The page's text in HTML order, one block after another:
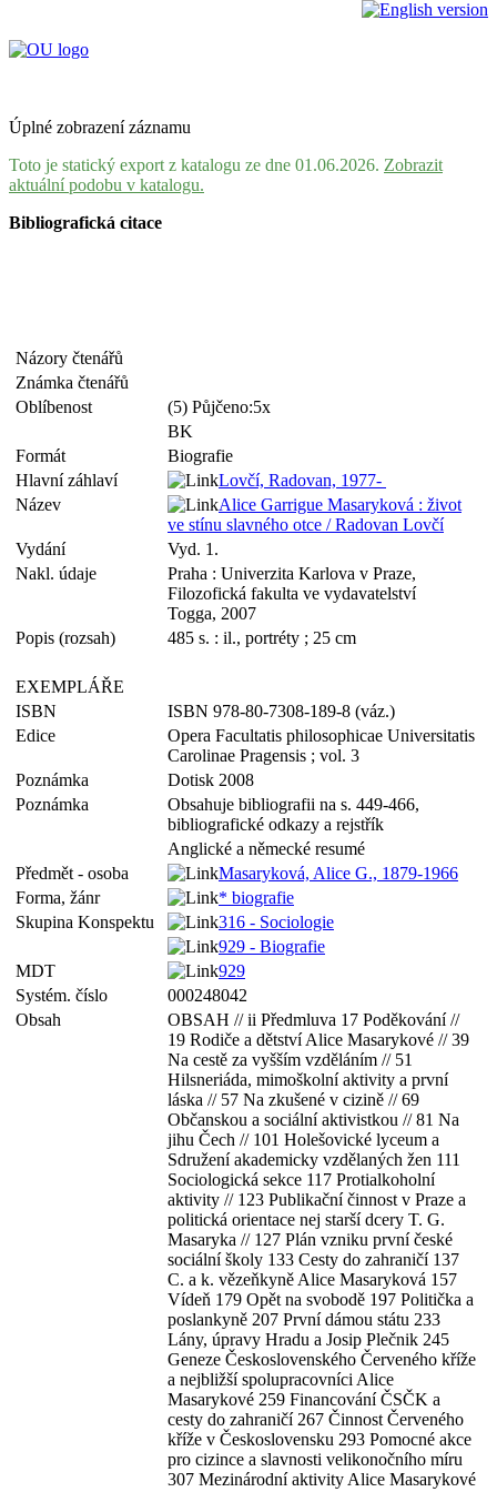
Úplné zobrazení záznamu
Toto je statický export z katalogu ze dne 01.06.2026. Zobrazit
aktuální podobu v katalogu.
Bibliografická citace
Názory čtenářů
Známka čtenářů
Oblíbenost
(5) Půjčeno:5x
BK
Formát
Biografie
Hlavní záhlaví
Lovčí, Radovan, 1977-
Název
Alice Garrigue Masaryková : život
ve stínu slavného otce / Radovan Lovčí
Vydání
Vyd. 1.
Nakl. údaje
Praha : Univerzita Karlova v Praze,
Filozofická fakulta ve vydavatelství
Togga, 2007
Popis (rozsah)
485 s. : il., portréty ; 25 cm
EXEMPLÁŘE
ISBN
ISBN 978-80-7308-189-8 (váz.)
Edice
Opera Facultatis philosophicae Universitatis
Carolinae Pragensis ; vol. 3
Poznámka
Dotisk 2008
Poznámka
Obsahuje bibliografii na s. 449-466,
bibliografické odkazy a rejstřík
Anglické a německé resumé
Předmět - osoba
Masaryková, Alice G., 1879-1966
Forma, žánr
* biografie
Skupina Konspektu
316 - Sociologie
929 - Biografie
MDT
929
Systém. číslo
000248042
Obsah
OBSAH // ii Předmluva 17 Poděkování //
19 Rodiče a dětství Alice Masarykové // 39
Na cestě za vyšším vzděláním // 51
Hilsneriáda, mimoškolní aktivity a první
láska // 57 Na zkušené v cizině // 69
Občanskou a sociální aktivistkou // 81 Na
jihu Čech // 101 Holešovické lyceum a
Sdružení akademicky vzdělaných žen 111
Sociologická sekce 117 Protialkoholní
aktivity // 123 Publikační činnost v Praze a
politická orientace nej starší dcery T. G.
Masaryka // 127 Plán vzniku první české
sociální školy 133 Cesty do zahraničí 137
C. a k. vězeňkyně Alice Masaryková 157
Vídeň 179 Opět na svobodě 197 Politička a
poslankyně 207 První dámou státu 233
Lány, úpravy Hradu a Josip Plečnik 245
Geneze Československého Červeného kříže
a nejbližší spolupracovníci Alice
Masarykové 259 Financování ČSČK a
cesty do zahraničí 267 Činnost Červeného
kříže v Československu 293 Pomocné akce
pro cizince a slavnosti velikonočního míru
307 Mezinárodní aktivity Alice Masarykové